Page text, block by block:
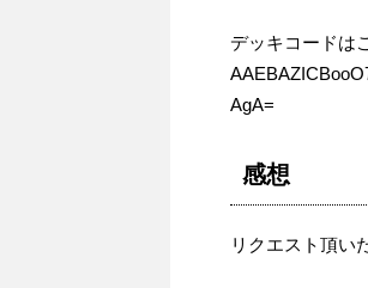
デッキコードは
AgA=
感想
リクエスト頂い